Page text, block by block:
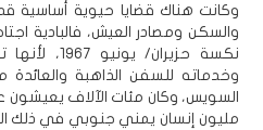
وكانت هناك قضايا حيوية أساسية
والسكن ومصادر العيش، فالبادية
نكسة
وخدماته للسفن الذاهبة
السويس، وكان مئات الآلاف يعيشون
مليون إنسان يمني جنوبي في ذلك